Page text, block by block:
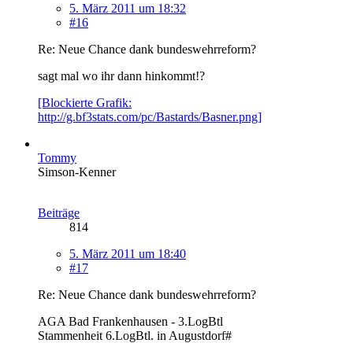
5. März 2011 um 18:32
#16
Re: Neue Chance dank bundeswehrreform?
sagt mal wo ihr dann hinkommt!?
[Blockierte Grafik:
http://g.bf3stats.com/pc/Bastards/Basner.png]
Tommy
Simson-Kenner
Beiträge
814
5. März 2011 um 18:40
#17
Re: Neue Chance dank bundeswehrreform?
AGA Bad Frankenhausen - 3.LogBtl
Stammenheit 6.LogBtl. in Augustdorf#